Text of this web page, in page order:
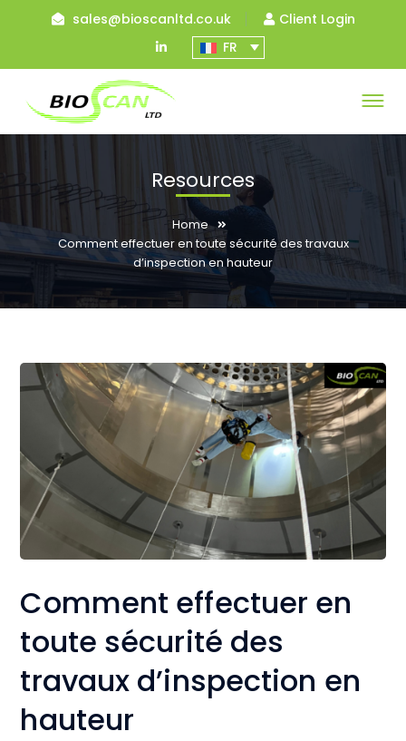
sales@bioscanltd.co.uk
Client Login
LinkedIn
Profile
FR
Resources
Home
Comment effectuer en toute sécurité des travaux
d’inspection en hauteur
Comment effectuer en
toute sécurité des
travaux d’inspection en
hauteur